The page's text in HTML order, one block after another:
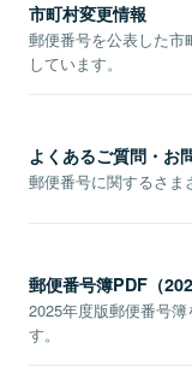
市町村変更情報
郵便番号を公表した
しています。
よくあるご質問・お
郵便番号に関するさま
郵便番号簿PDF（
2025年度版郵便番号
す。